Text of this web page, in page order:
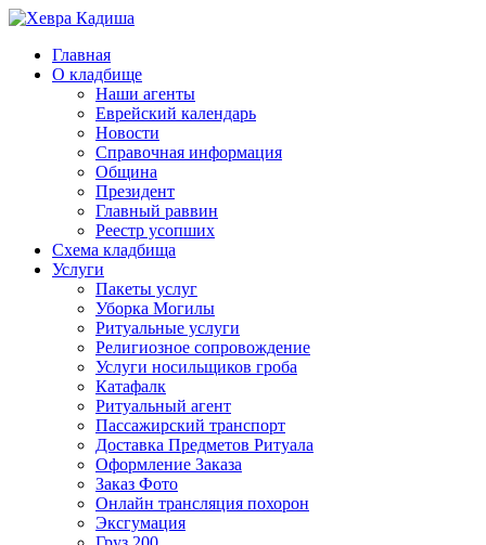
Главная
О кладбище
Наши агенты
Еврейский календарь
Новости
Справочная информация
Община
Президент
Главный раввин
Реестр усопших
Схема кладбища
Услуги
Пакеты услуг
Уборка Могилы
Ритуальные услуги
Религиозное сопровождение
Услуги носильщиков гроба
Катафалк
Ритуальный агент
Пассажирский транспорт
Доставка Предметов Ритуала
Оформление Заказа
Заказ Фото
Онлайн трансляция похорон
Эксгумация